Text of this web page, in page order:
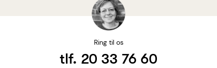
Ring til os
tlf. 20 33 76 60